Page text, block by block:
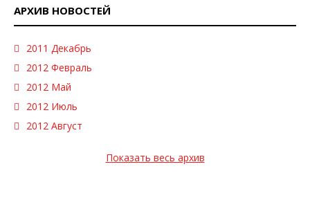
АРХИВ НОВОСТЕЙ
2011 Декабрь
2012 Февраль
2012 Май
2012 Июль
2012 Август
Показать весь архив